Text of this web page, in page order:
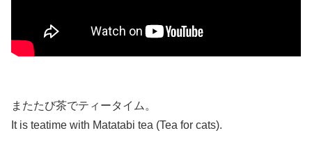
またたび茶でティータイム。
It is teatime with Matatabi tea (Tea for cats).